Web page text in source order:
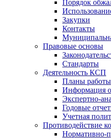
Порядок
Закупки
Контакты
Правовые основы
Стандарты
Деятельность КСП
Планы работы
Информация
Экспертно-
Годовые
Учетная
Противодействие
Нормативно-